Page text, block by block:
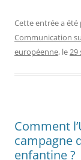
Cette entrée a été
Communication
européenne, le29
Comment
campagne
enfantine ?